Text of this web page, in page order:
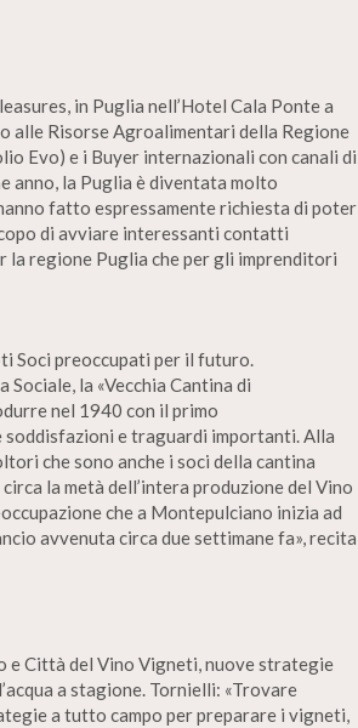
in Puglia nell’Hotel Cala Ponte a
alle Risorse Agroalimentari della Regione
Evo) e i Buyer internazionali con canali di
anno, la Puglia è diventata molto
fatto espressamente richiesta di poter
di avviare interessanti contatti
regione Puglia che per gli imprenditori
Soci preoccupati per il futuro.
la «Vecchia Cantina di
nel 1940 con il primo
e traguardi importanti. Alla
che sono anche i soci della cantina
la metà dell’intera produzione del Vino
che a Montepulciano inizia ad
avvenuta circa due settimane fa», recita
e Città del Vino Vigneti, nuove strategie
a stagione. Tornielli: «Trovare
a tutto campo per preparare i vigneti,